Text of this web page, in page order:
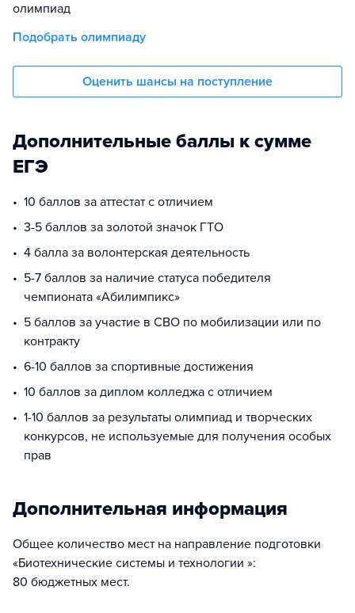
олимпиад
Подобрать олимпиаду
Оценить шансы на поступление
Дополнительные баллы к сумме
ЕГЭ
10 баллов за аттестат с отличием
3-5 баллов за золотой значок ГТО
4 балла за волонтерская деятельность
5-7 баллов за наличие статуса победителя
чемпионата «Абилимпикс»
5 баллов за участие в СВО по мобилизации или по
контракту
6-10 баллов за спортивные достижения
10 баллов за диплом колледжа с отличием
1-10 баллов за результаты олимпиад и творческих
конкурсов, не используемые для получения особых
прав
Дополнительная информация
Общее количество мест на направление подготовки
«Биотехнические системы и технологии »:
80 бюджетных мест.